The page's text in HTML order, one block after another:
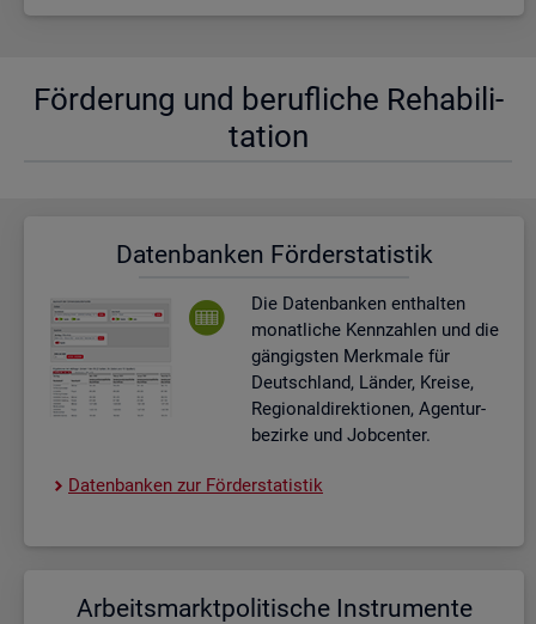
För­de­rung und be­ruf­li­che Re­ha­bi­li­
ta­ti­on
Da­ten­ban­ken För­der­sta­tis­tik
Die Da­ten­ban­ken ent­hal­ten
mo­nat­li­che Kenn­zah­len und die
gän­gigs­ten Merk­ma­le für
Deutsch­land, Län­der, Krei­se,
Re­gio­nal­di­rek­tio­nen, Agen­tur­
be­zir­ke und Job­cen­ter.
Da­ten­ban­ken zur För­der­sta­tis­tik
Ar­beits­markt­po­li­ti­sche In­stru­men­te